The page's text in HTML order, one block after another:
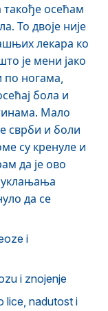
осећам
То двоје није
лекара ко
је мени јако
по ногама,
бола и
Мало
сврби и боли
су кренуле и
да је ово
уклањања
да се
i
i znojenje
lice, nadutost i